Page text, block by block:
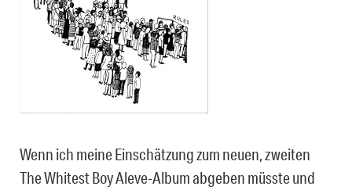
Wenn ich meine Einschätzung zum neuen, zweiten
The Whitest Boy Aleve-Album abgeben müsste und